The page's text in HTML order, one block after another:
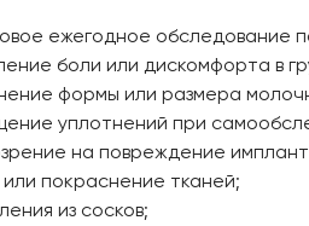
ежегодное обследование
боли или дискомфорта в
формы или размера
уплотнений при
на повреждение
покраснение тканей;
из сосков;